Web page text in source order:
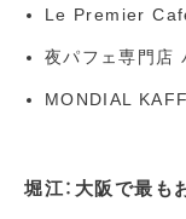
Le Premier
夜パフェ専門店
MONDIAL
堀江：大阪で最も